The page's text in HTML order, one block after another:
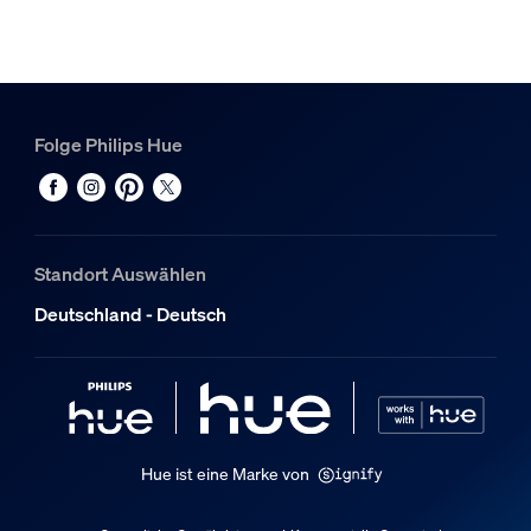
Sonstiges
Speziell geeignet für
Wohnzimmer, Schlafzimmer
Typ
EyeComfort
Nein
Packmaße und Gewicht
Folge Philips Hue
Standort Auswählen
Deutschland - Deutsch
Hue ist eine Marke von